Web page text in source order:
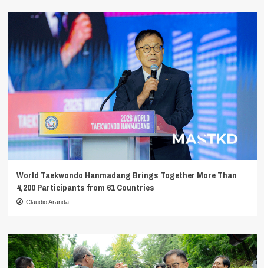
World Taekwondo Hanmadang Brings Together More Than
4,200 Participants from 61 Countries
Claudio Aranda